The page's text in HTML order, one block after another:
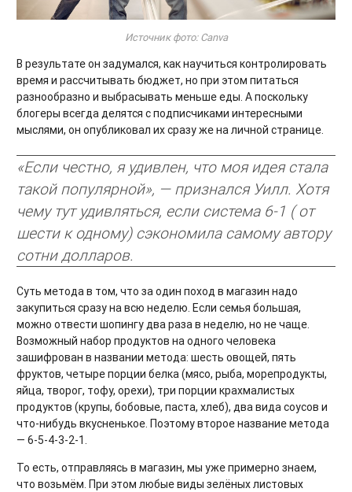
Источник фото: Canva
В результате он задумался, как научиться контролировать
время и рассчитывать бюджет, но при этом питаться
разнообразно и выбрасывать меньше еды. А поскольку
блогеры всегда делятся с подписчиками интересными
мыслями, он опубликовал их сразу же на личной странице.
«Если честно, я удивлен, что моя идея стала
такой популярной», — признался Уилл. Хотя
чему тут удивляться, если система 6-1 ( от
шести к одному) сэкономила самому автору
сотни долларов.
Суть метода в том, что за один поход в магазин надо
закупиться сразу на всю неделю. Если семья большая,
можно отвести шопингу два раза в неделю, но не чаще.
Возможный набор продуктов на одного человека
зашифрован в названии метода: шесть овощей, пять
фруктов, четыре порции белка (мясо, рыба, морепродукты,
яйца, творог, тофу, орехи), три порции крахмалистых
продуктов (крупы, бобовые, паста, хлеб), два вида соусов и
что-нибудь вкусненькое. Поэтому второе название метода
— 6-5-4-3-2-1.
То есть, отправляясь в магазин, мы уже примерно знаем,
что возьмём. При этом любые виды зелёных листовых